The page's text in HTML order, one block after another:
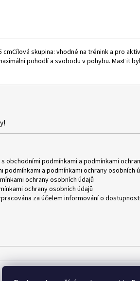
cmCílová skupina: vhodné na trénink a pro
pohodlí a svobodu v pohybu. MaxFit
obchodními podmínkami a podmínkami
podmínkami a podmínkami ochrany osobních
ochrany osobních údajů
ochrany osobních údajů
za účelem informování o